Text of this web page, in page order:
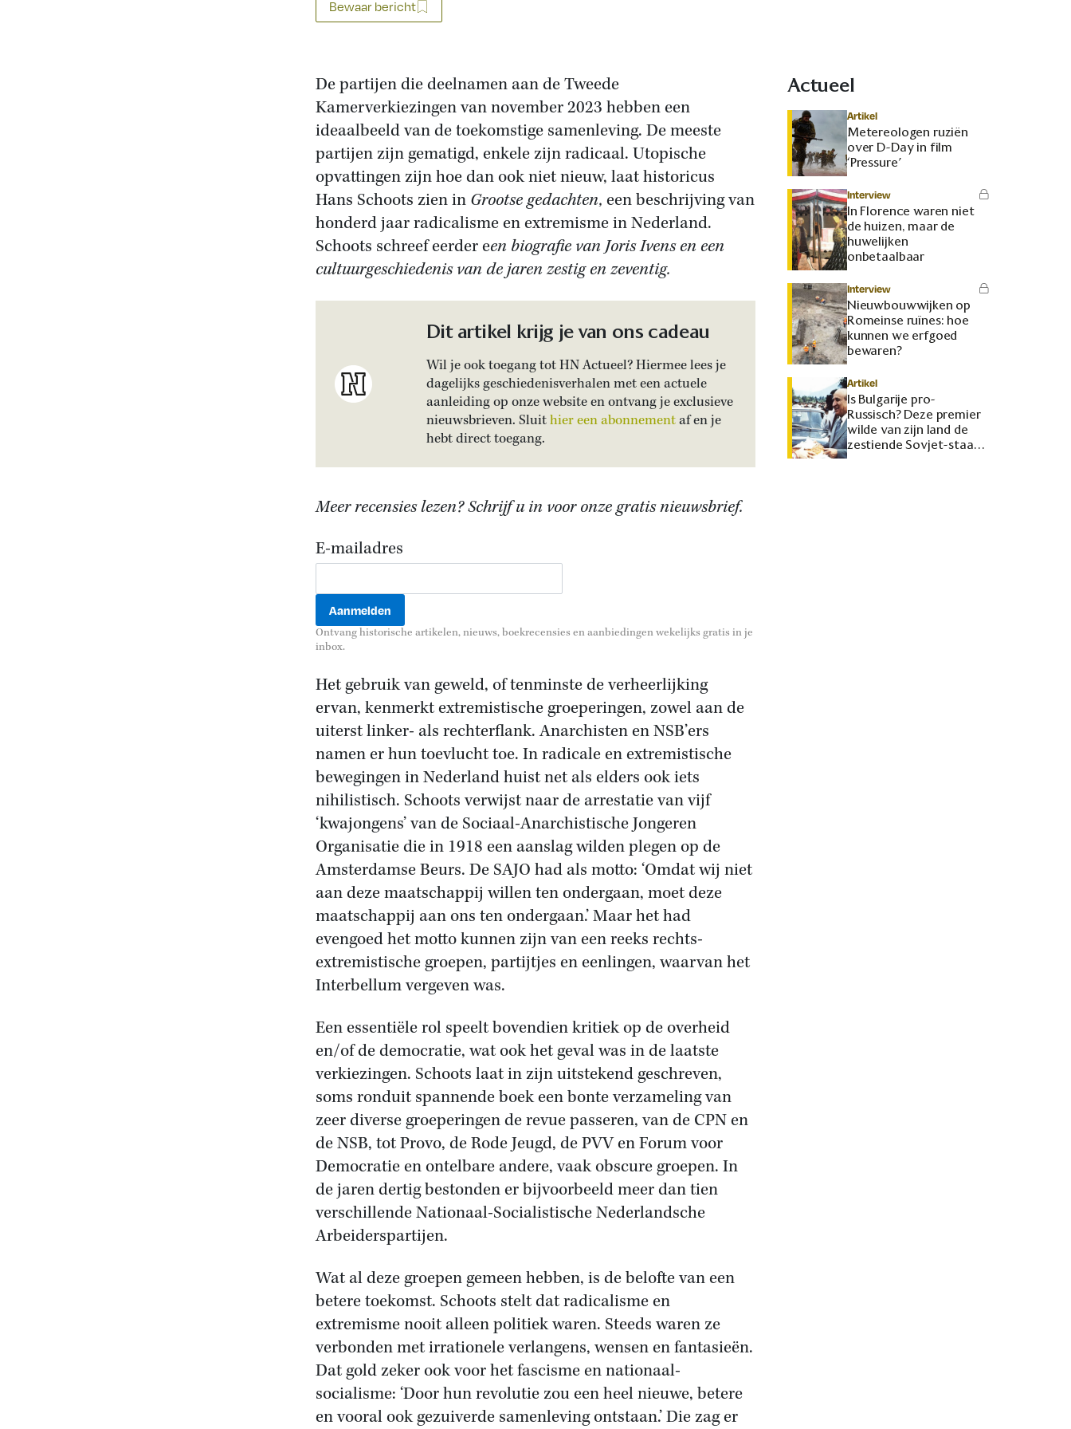
Bewaar bericht
De partijen die deelnamen aan de Tweede
Kamerverkiezingen van november 2023 hebben een
ideaalbeeld van de toekomstige samenleving. De meeste
partijen zijn gematigd, enkele zijn radicaal. Utopische
opvattingen zijn hoe dan ook niet nieuw, laat historicus
Hans Schoots zien in Grootse gedachten, een beschrijving van
honderd jaar radicalisme en extremisme in Nederland.
Schoots schreef eerder een biografie van Joris Ivens en een
cultuurgeschiedenis van de jaren zestig en zeventig.
Dit artikel krijg je van ons cadeau
Wil je ook toegang tot HN Actueel? Hiermee lees je
dagelijks geschiedenisverhalen met een actuele
aanleiding op onze website en ontvang je exclusieve
nieuwsbrieven. Sluithier een abonnementaf en je
hebt direct toegang.
Meer recensies lezen? Schrijf u in voor onze gratis nieuwsbrief.
E-mailadres
Ontvang historische artikelen, nieuws, boekrecensies en aanbiedingen wekelijks gratis in je
inbox.
Het gebruik van geweld, of tenminste de verheerlijking
ervan, kenmerkt extremistische groeperingen, zowel aan de
uiterst linker- als rechterflank. Anarchisten en NSB’ers
namen er hun toevlucht toe. In radicale en extremistische
bewegingen in Nederland huist net als elders ook iets
nihilistisch. Schoots verwijst naar de arrestatie van vijf
‘kwajongens’ van de Sociaal-Anarchistische Jongeren
Organisatie die in 1918 een aanslag wilden plegen op de
Amsterdamse Beurs. De SAJO had als motto: ‘Omdat wij niet
aan deze maatschappij willen ten ondergaan, moet deze
maatschappij aan ons ten ondergaan.’ Maar het had
evengoed het motto kunnen zijn van een reeks rechts-
extremistische groepen, partijtjes en eenlingen, waarvan het
Interbellum vergeven was.
Een essentiële rol speelt bovendien kritiek op de overheid
en/of de democratie, wat ook het geval was in de laatste
verkiezingen. Schoots laat in zijn uitstekend geschreven,
soms ronduit spannende boek een bonte verzameling van
zeer diverse groeperingen de revue passeren, van de CPN en
de NSB, tot Provo, de Rode Jeugd, de PVV en Forum voor
Democratie en ontelbare andere, vaak obscure groepen. In
de jaren dertig bestonden er bijvoorbeeld meer dan tien
verschillende Nationaal-Socialistische Nederlandsche
Arbeiderspartijen.
Wat al deze groepen gemeen hebben, is de belofte van een
betere toekomst. Schoots stelt dat radicalisme en
extremisme nooit alleen politiek waren. Steeds waren ze
verbonden met irrationele verlangens, wensen en fantasieën.
Dat gold zeker ook voor het fascisme en nationaal-
socialisme: ‘Door hun revolutie zou een heel nieuwe, betere
en vooral ook gezuiverde samenleving ontstaan.’ Die zag er
Actueel
Artikel
Metereologen ruziën
over D-Day in film
‘Pressure’
Interview
In Florence waren niet
de huizen, maar de
huwelijken
onbetaalbaar
Interview
Nieuwbouwwijken op
Romeinse ruïnes: hoe
kunnen we erfgoed
bewaren?
Artikel
Is Bulgarije pro-
Russisch? Deze premier
wilde van zijn land de
zestiende Sovjet-staat
maken